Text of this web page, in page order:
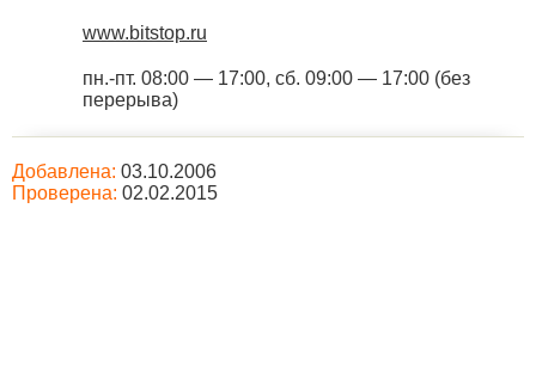
www.bitstop.ru
пн.-пт. 08:00 — 17:00, сб. 09:00 — 17:00 (без
перерыва)
Добавлена: 03.10.2006
Проверена: 02.02.2015